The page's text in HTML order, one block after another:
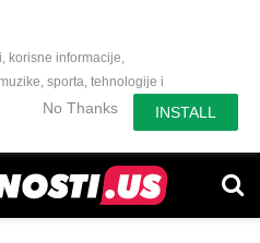
korisne informacije,
sporta, tehnologije i
No Thanks INSTALL